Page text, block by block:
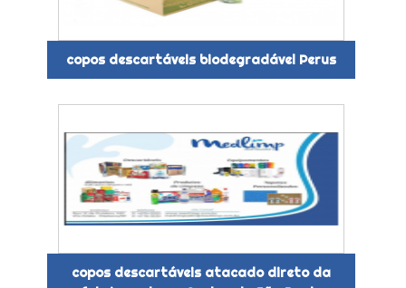
copos descartáveis biodegradável Perus
copos descartáveis atacado direto da